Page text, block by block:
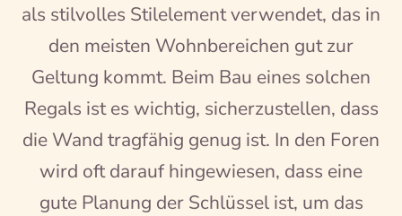
als stilvolles Stilelement verwendet, das in
den meisten Wohnbereichen gut zur
Geltung kommt. Beim Bau eines solchen
Regals ist es wichtig, sicherzustellen, dass
die Wand tragfähig genug ist. In den Foren
wird oft darauf hingewiesen, dass eine
gute Planung der Schlüssel ist, um das